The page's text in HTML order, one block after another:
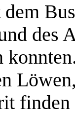
des